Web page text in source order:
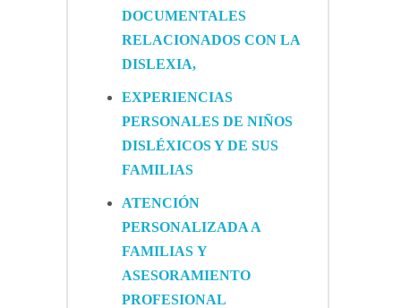
DOCUMENTALES
RELACIONADOS CON LA
DISLEXIA,
EXPERIENCIAS
PERSONALES DE NIÑOS
DISLÉXICOS Y DE SUS
FAMILIAS
ATENCIÓN
PERSONALIZADA A
FAMILIAS Y
ASESORAMIENTO
PROFESIONAL